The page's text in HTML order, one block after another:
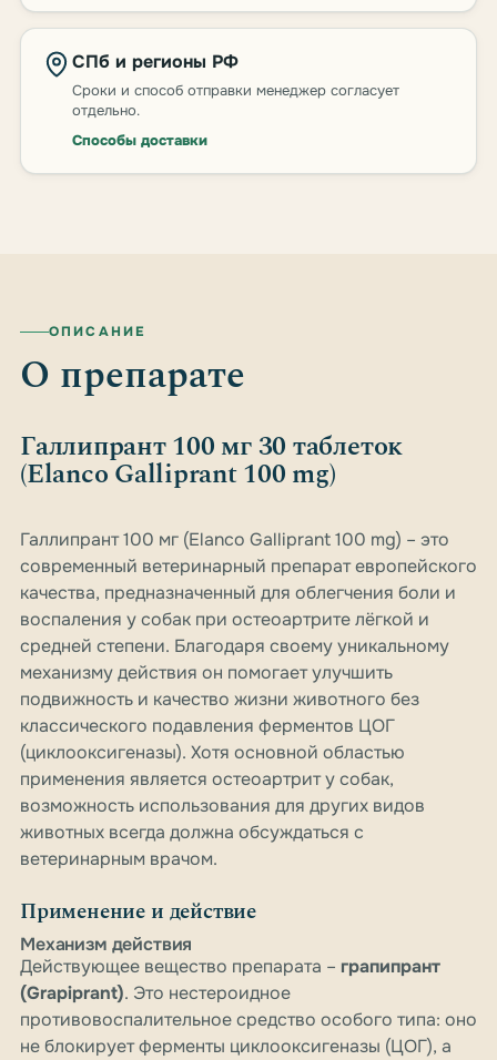
СПб и регионы РФ
Сроки и способ отправки менеджер согласует
отдельно.
Способы доставки
ОПИСАНИЕ
О препарате
Галлипрант 100 мг 30 таблеток
(Elanco Galliprant 100 mg)
Галлипрант 100 мг (Elanco Galliprant 100 mg) – это
современный ветеринарный препарат европейского
качества, предназначенный для облегчения боли и
воспаления у собак при остеоартрите лёгкой и
средней степени. Благодаря своему уникальному
механизму действия он помогает улучшить
подвижность и качество жизни животного без
классического подавления ферментов ЦОГ
(циклооксигеназы). Хотя основной областью
применения является остеоартрит у собак,
возможность использования для других видов
животных всегда должна обсуждаться с
ветеринарным врачом.
Применение и действие
Механизм действия
Действующее вещество препарата – грапипрант
(Grapiprant). Это нестероидное
противовоспалительное средство особого типа: оно
не блокирует ферменты циклооксигеназы (ЦОГ), а